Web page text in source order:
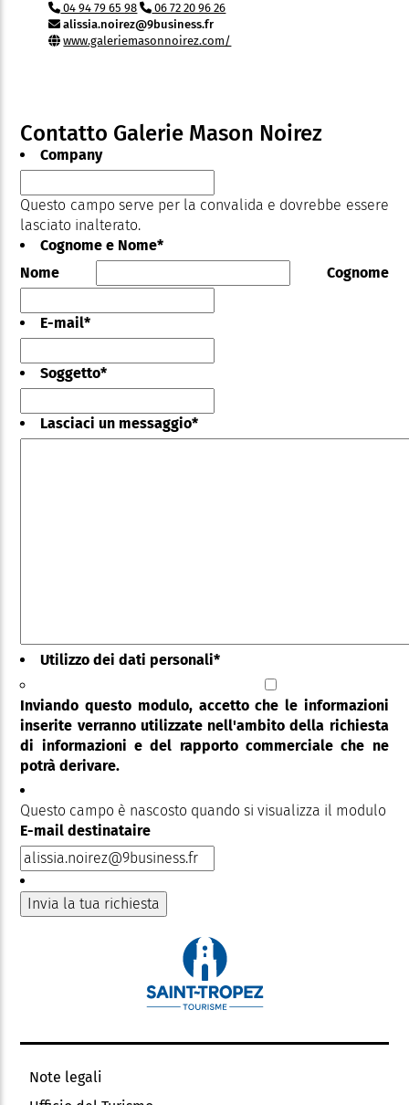
04 94 79 65 98
06 72 20 96 26
alissia.noirez@9business.fr
www.galeriemasonnoirez.com/
Contatto Galerie Mason Noirez
Company
Questo campo serve per la convalida e dovrebbe essere
lasciato inalterato.
Cognome e Nome*
Nome
Cognome
E-mail*
Soggetto*
Lasciaci un messaggio*
Utilizzo dei dati personali*
Inviando questo modulo, accetto che le informazioni
inserite verranno utilizzate nell'ambito della richiesta
di informazioni e del rapporto commerciale che ne
potrà derivare.
Questo campo è nascosto quando si visualizza il modulo
E-mail destinataire
Note legali